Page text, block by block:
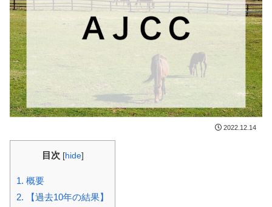
2022.12.14
目次 [hide]
1. 概要
2. 【過去10年の結果】